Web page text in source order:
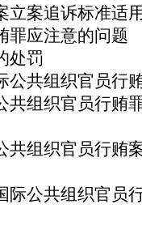
立案追诉标准适
罪应注意的问题
处罚
公共组织官员行
共组织官员行贿
共组织官员行贿
际公共组织官员